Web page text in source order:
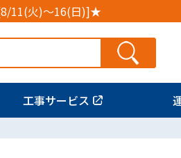
11(火)～16(日)]★
工事サービス